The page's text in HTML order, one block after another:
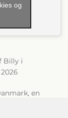
og
Billy i
en